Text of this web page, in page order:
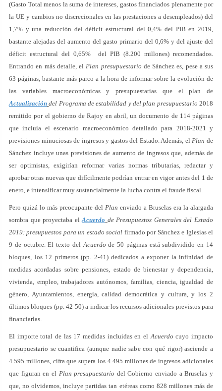
(Gasto Total menos la suma de intereses, gastos financiados plenamente por
la UE y cambios no discrecionales en las prestaciones a desempleados) del
1,7% y una reducción del déficit estructural del 0,4% del PIB en 2019,
bastante alejadas del aumento del gasto primario del 0,6% y del ajuste del
déficit estructural del 0,65% del PIB (8.200 millones) recomendados.
Entrando en más detalle, elPlan presupuestario de Sánchez es, pese a sus
63 páginas, bastante más parco a la hora de informar sobre la evolución de
las variables macroeconómicas y presupuestarias que el plan de
Actualización del Programa de estabilidad y del plan presupuestario 2018
remitido por el gobierno de Rajoy en abril, un documento de 114 páginas
que incluía el escenario macroeconómico detallado para 2018-2021 y
previsiones minuciosas de ingresos y gastos del Estado. Además, elPlande
Sánchez incluye unas previsiones de aumento de ingresos que, además de
ser optimistas, exigirían reformar varias normas tributarias, redactar y
aprobar otras nuevas que difícilmente podrían entrar en vigor antes del 1 de
enero, e intensificar muy sustancialmente la lucha contra el fraude fiscal.
Pero quizá lo más preocupante del Plan enviado a Bruselas era la alargada
sombra que proyectaba elAcuerdo de Presupuestos Generales del Estado
2019: presupuestos para un estado social firmado por Sánchez e Iglesias el
9 de octubre. El texto delAcuerdo de 50 páginas está subdividido en 14
bloques, los 12 primeros (pp. 2-41) dedicados a exponer la infinidad de
medidas acordadas sobre pensiones, estado de bienestar y dependencia,
vivienda, empleo, trabajadores autónomos, familias, ciencia, igualdad de
género, Ayuntamientos, energía, calidad democrática y cultura, y los 2
últimos bloques (pp. 42-50) a indicar los recursos adicionales previstos para
financiarlas.
El importe total de las 17 medidas incluidas en elAcuerdo cuyo impacto
presupuestario se cuantifica (aunque nadie sabe con qué rigor) asciende a
4.595 millones, cifra que supera los 4.495 millones de ingresos adicionales
que figuran en el Plan presupuestario del Gobierno enviado a Bruselas y
que, no olvidemos, incluye partidas tan etéreas como 828 millones más de